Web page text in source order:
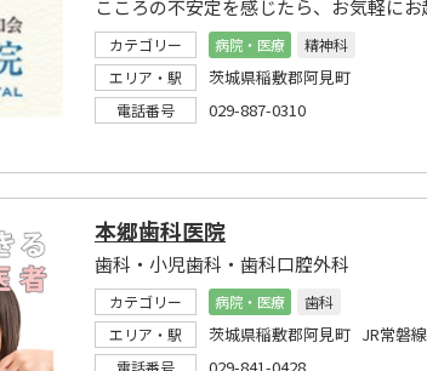
こころの不安定を感じたら、お気軽にお
カテゴリー 病院・医療
精神科
エリア・駅
茨城県稲敷郡阿見町
電話番号 029-887-0310
本郷歯科医院
歯科・小児歯科・歯科口腔外科
カテゴリー 病院・医療
歯科
エリア・駅
茨城県稲敷郡阿見町 JR常磐
電話番号